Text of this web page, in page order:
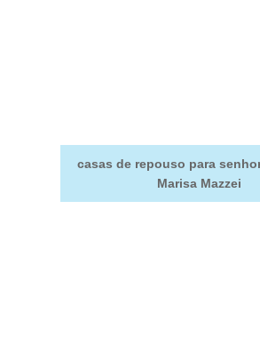
casas de repouso para
Marisa Mazzei